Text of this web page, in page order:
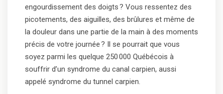
engourdissement des doigts? Vous ressentez des
picotements, des aiguilles, des brûlures et même de
la douleur dans une partie de la main à des moments
précis de votre journée? Il se pourrait que vous
soyez parmi les quelque 250000 Québécois à
souffrir d’un syndrome du canal carpien, aussi
appelé syndrome du tunnel carpien.